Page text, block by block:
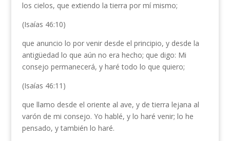
los cielos, que extiendo la tierra por mí mismo;
(Isaías 46:10)
que anuncio lo por venir desde el principio, y desde la
antigüedad lo que aún no era hecho; que digo: Mi
consejo permanecerá, y haré todo lo que quiero;
(Isaías 46:11)
que llamo desde el oriente al ave, y de tierra lejana al
varón de mi consejo. Yo hablé, y lo haré venir; lo he
pensado, y también lo haré.